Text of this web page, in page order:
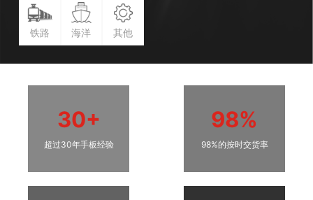
铁路 海洋 其他
30+
超过30年手板经验
98%
98%的按时交货率